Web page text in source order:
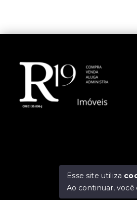
Esse site utiliza
Ao continuar, você